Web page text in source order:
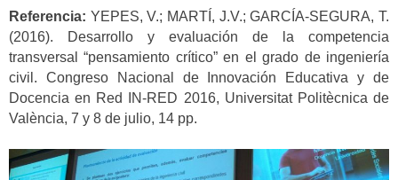
Referencia: YEPES, V.; MARTÍ, J.V.; GARCÍA-SEGURA, T.
(2016). Desarrollo y evaluación de la competencia
transversal “pensamiento crítico” en el grado de ingeniería
civil. Congreso Nacional de Innovación Educativa y de
Docencia en Red IN-RED 2016, Universitat Politècnica de
València, 7 y 8 de julio, 14 pp.